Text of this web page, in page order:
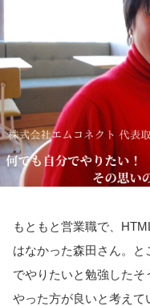
もともと営業職で、
はなかった森田さん。
でやりたいと勉強した
やった方が良いと考え